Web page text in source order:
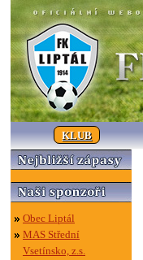
KLUB
Obec Liptál
MAS Střední
Vsetínsko, z.s.